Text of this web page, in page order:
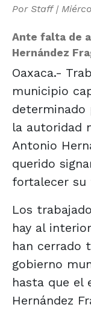
Por Staff|
Ante falta de
Hernández
Oaxaca.-
municipio
determinado
la autoridad
Antonio
querido
fortalecer su
Los
hay al
han cerrado
gobierno
hasta que el
Hernández